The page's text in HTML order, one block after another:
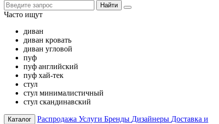
Найти
Часто ищут
диван
диван кровать
диван угловой
пуф
пуф английский
пуф хай-тек
стул
стул минималистичный
стул скандинавский
Каталог Распродажа Услуги Бренды Дизайнеры Доставка и